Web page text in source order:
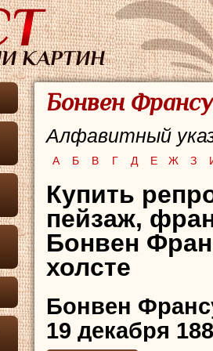
Бонвен
Алфавитный
А Б В Г Д Е Ж З
Купить
пейзаж,
Бонвен
холсте
Бонвен
19 декабря